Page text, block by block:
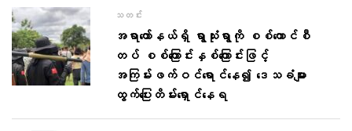
သတင်း
အရာတော်နယ်ရှိ ရွာသုံးရွာကို စစ်ကောင်စီ
တပ် စစ်ကြောင်းနှစ်ကြောင်းဖြင့်
အကြမ်းဖက်ဝင်ရောင်နေ၍ ဒေသခံများ
ထွက်ပြေးတိမ်းရှောင်နေရ